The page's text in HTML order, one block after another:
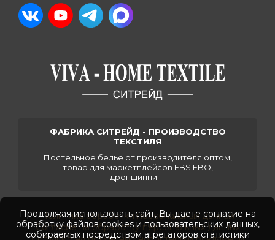
ФАБРИКА СИТРЕЙД - ПРОИЗВОДСТВО
ТЕКСТИЛЯ
Постельное белье от производителя оптом,
товар для маркетплейсов FBS FBO,
дропшиппинг
Политика обработки персональных данных
Согласие на обработку персональных данных
Продолжая использовать сайт, Вы даете согласие на
обработку файлов cookies и пользовательских данных,
собираемых посредством агрегаторов статистики